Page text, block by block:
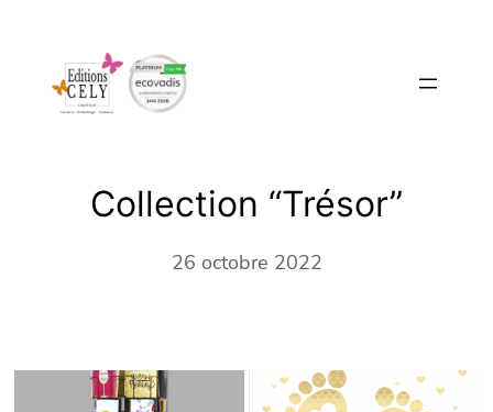
contenu
Collection “Trésor”
26 octobre 2022